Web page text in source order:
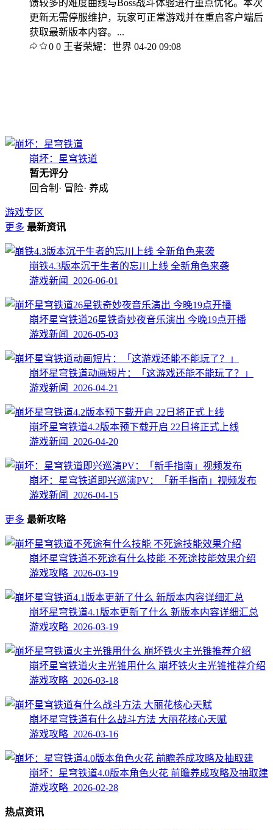
馈较多的难度曲线与Boss战斗体验进行重点优化。本次
更新无需停服维护，玩家可正常游戏并在重启客户端后
获取最新版本内容。...
0 0 王者荣耀：世界 04-20 09:08
崩坏：星穹铁道
暂无评分
回合制· 冒险· 养成
游戏专区
更多 最新资讯
崩铁4.3版本沉于生者的忘川上线 全新角色来袭
游戏新闻 2026-06-01
崩坏星穹铁道26星铁奇妙夜音乐演出 今晚19点开播
游戏新闻 2026-05-03
崩坏星穹铁道动画短片：「这游戏还能不能玩了？」
游戏新闻 2026-04-21
崩坏星穹铁道4.2版本预下载开启 22日将正式上线
游戏新闻 2026-04-20
崩坏：星穹铁道即兴巡演PV：「新手指南」视频发布
游戏新闻 2026-04-15
更多 最新攻略
崩坏星穹铁道不死途有什么技能 不死途技能效果介绍
游戏攻略 2026-03-19
崩坏星穹铁道4.1版本更新了什么 新版本内容详细汇总
游戏攻略 2026-03-19
崩坏星穹铁道火主光锥用什么 崩坏铁火主光锥推荐介绍
游戏攻略 2026-03-18
崩坏星穹铁道有什么战斗方法 大丽花核心天赋
游戏攻略 2026-03-16
崩坏：星穹铁道4.0版本角色火花 前瞻养成攻略及抽取建
游戏攻略 2026-02-28
热点资讯